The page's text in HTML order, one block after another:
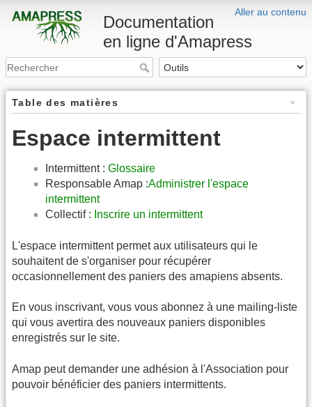
Aller au contenu
Documentation
en ligne d'Amapress
Table des matières
Espace intermittent
Intermittent : Glossaire
Responsable Amap :Administrer l'espace
intermittent
Collectif : Inscrire un intermittent
L'espace intermittent permet aux utilisateurs qui le
souhaitent de s'organiser pour récupérer
occasionnellement des paniers des amapiens absents.
En vous inscrivant, vous vous abonnez à une mailing-liste
qui vous avertira des nouveaux paniers disponibles
enregistrés sur le site.
Amap peut demander une adhésion à l'Association pour
pouvoir bénéficier des paniers intermittents.